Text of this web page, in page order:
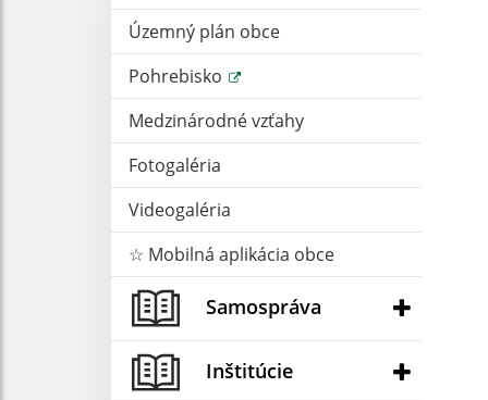
Územný plán obce
Pohrebisko
Medzinárodné vzťahy
Fotogaléria
Videogaléria
☆ Mobilná aplikácia obce
Samospráva
Inštitúcie